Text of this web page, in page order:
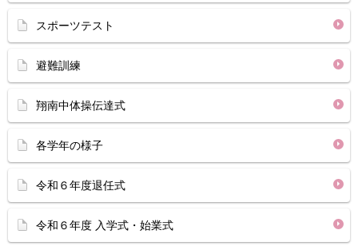
スポーツテスト
避難訓練
翔南中体操伝達式
各学年の様子
令和６年度退任式
令和６年度 入学式・始業式